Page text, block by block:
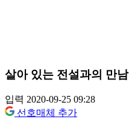
살아 있는 전설과의 만남
입력 2020-09-25 09:28
선호매체 추가